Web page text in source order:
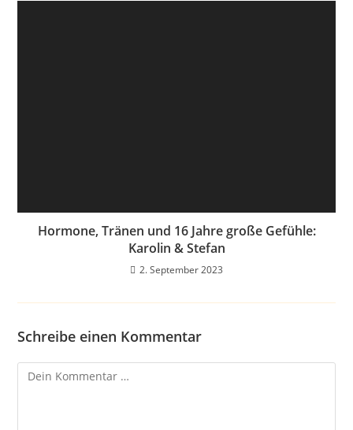
Hormone, Tränen und 16 Jahre große Gefühle:
Karolin & Stefan
2. September 2023
Schreibe einen Kommentar